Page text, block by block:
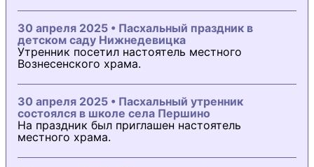
30 апреля 2025 • Пасхальный праздник в
детском саду Нижнедевицка
Утренник посетил настоятель местного
Вознесенского храма.
30 апреля 2025 • Пасхальный утренник
состоялся в школе села Першино
На праздник был приглашен настоятель
местного храма.